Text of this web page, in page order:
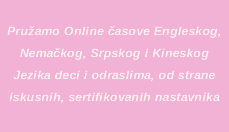
Pružamo Online časove Engleskog,
Nemačkog, Srpskog i Kineskog
Jezika deci i odraslima, od strane
iskusnih, sertifikovanih nastavnika